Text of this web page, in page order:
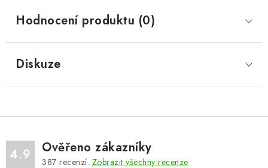
Hodnocení produktu (0)
Diskuze
4.9 Ověřeno zákazníky
387 recenzí. Zobrazit všechny recenze